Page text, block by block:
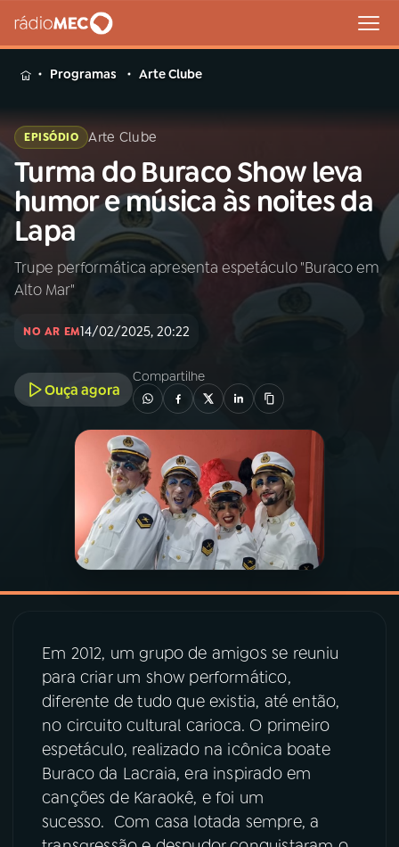
MENU
Buscar
na
Rádio
MEC
Buscar
Início AO VIVO
INÍCIO
A RÁDIO
PROGRAMAÇÃO
PROGRAMAS
PODCASTS
07ÚLTIMAS
08 PRÊMIO RÁDIO MEC
ACOMPANHE A RÁDIO MEC
Programas Arte Clube
EPISÓDIO Arte Clube
Turma do Buraco Show leva
humor e música às noites da
Lapa
Trupe performática apresenta espetáculo "Buraco em
Alto Mar"
NO AR EM14/02/2025, 20:22
Ouça agora
Compartilhe
Em 2012, um grupo de amigos se reuniu
para criar um show performático,
diferente de tudo que existia, até então,
no circuito cultural carioca. O primeiro
espetáculo, realizado na icônica boate
Buraco da Lacraia, era inspirado em
canções de Karaokê, e foi um
sucesso. Com casa lotada sempre, a